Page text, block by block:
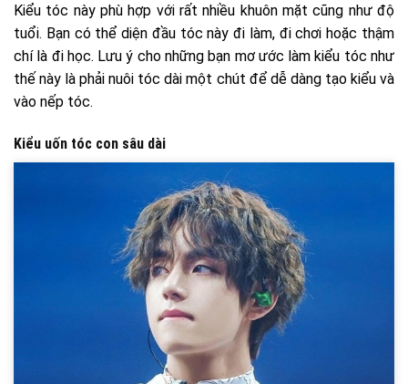
Kiểu tóc này phù hợp với rất nhiều khuôn mặt cũng như độ
tuổi. Bạn có thể diện đầu tóc này đi làm, đi chơi hoặc thậm
chí là đi học. Lưu ý cho những bạn mơ ước làm kiểu tóc như
thế này là phải nuôi tóc dài một chút để dễ dàng tạo kiểu và
vào nếp tóc.
Kiểu uốn tóc con sâu dài